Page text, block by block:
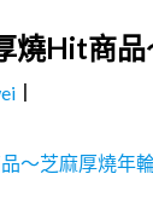
燒Hit商